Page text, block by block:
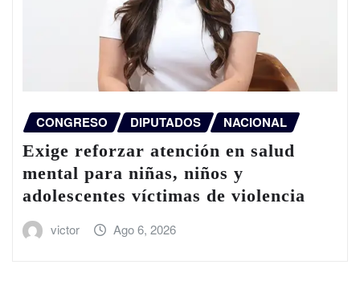
CONGRESO DIPUTADOS NACIONAL
Exige reforzar atención en salud
mental para niñas, niños y
adolescentes víctimas de violencia
victor Ago 6, 2026